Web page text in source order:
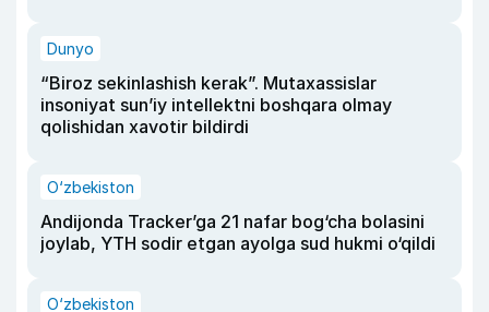
Dunyo
“Biroz sekinlashish kerak”. Mutaxassislar
insoniyat sun’iy intellektni boshqara olmay
qolishidan xavotir bildirdi
O‘zbekiston
Andijonda Tracker’ga 21 nafar bog‘cha bolasini
joylab, YTH sodir etgan ayolga sud hukmi o‘qildi
O‘zbekiston